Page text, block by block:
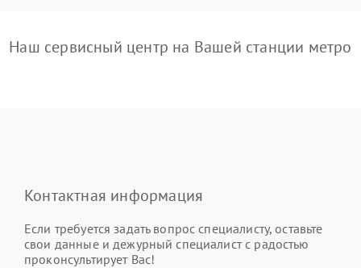
Наш сервисный центр на Вашей станции метро
Контактная информация
Если требуется задать вопрос специалисту, оставьте
свои данные и дежурный специалист с радостью
проконсультирует Вас!